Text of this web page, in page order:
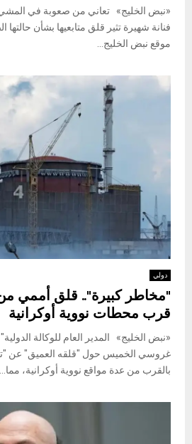
«نبض الخليج» تعاني من صعوبة في المشي
فنانة شهيرة تثير قلق متابعيها بشأن حالتها
موقع نبض الخليج...
دولي
"مخاطر كبيرة".. قلق أممي
قرب محطات نووية أوكرانية
«نبض الخليج» المدير العام للوكالة
غروسي الخميس حول "قلقه العميق" عن
بالقرب من عدة مواقع نووية أوكرانية، مما...